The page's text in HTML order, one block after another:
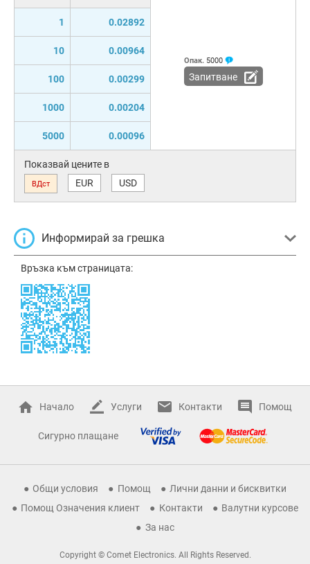
1 0.02892
10 0.00964
100 0.00299
1000 0.00204
5000 0.00096
Опак. 5000
Запитване
Показвай цените в
ВДст EUR USD
Информирай за грешка
Връзка към страницата:
Начало Услуги Контакти Помощ
Сигурно плащане
Общи условия Помощ
Лични данни и бисквитки
Помощ Означения клиент
Контакти
Валутни курсове
За нас
Copyright © Comet Electronics. All Rights Reserved.